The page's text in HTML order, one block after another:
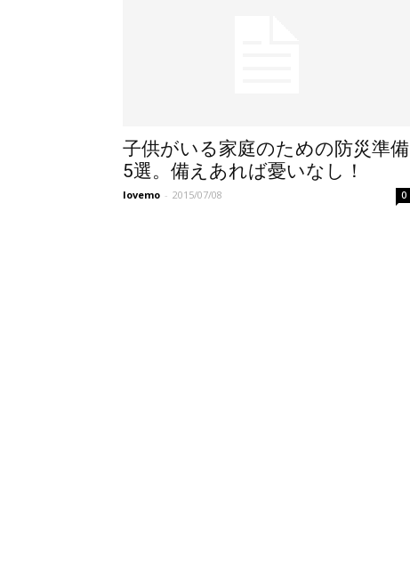
子供がいる家庭のための防災準備
5選。備えあれば憂いなし！
lovemo - 2015/07/08 0